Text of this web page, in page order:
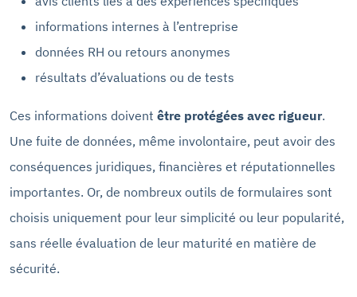
informations internes à l’entreprise
données RH ou retours anonymes
résultats d’évaluations ou de tests
Ces informations doivent être protégées avec rigueur.
Une fuite de données, même involontaire, peut avoir des
conséquences juridiques, financières et réputationnelles
importantes. Or, de nombreux outils de formulaires sont
choisis uniquement pour leur simplicité ou leur popularité,
sans réelle évaluation de leur maturité en matière de
sécurité.